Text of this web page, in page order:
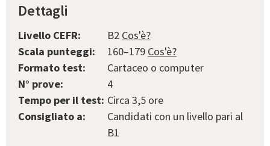
Dettagli
Livello CEFR: B2 Cos'è?
Scala punteggi:
160–179 Cos'è?
Formato test:
Cartaceo o computer
N° prove:
4
Tempo per il test: Circa 3,5 ore
Consigliato a:
Candidati con un livello pari al
B1